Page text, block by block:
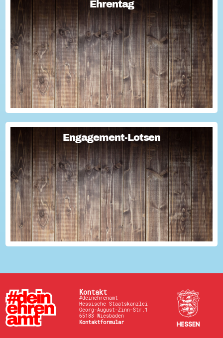
Ehrentag
Ehrentag
Macht den Ehrentag mit eurer Aktion zu eurem "hessischen
Ehrentag"...
Engagement-Lotsen
Engagement-Lotsen
Engagement-Lotsen tragen zu einer lebendigen
Engagementkultur und damit zu einer höheren
Lebensqualität für sich und andere bei. Sie bringen ihre
Erfahrungen im bürgerschaftlichen Engagement ein und ü...
Kontakt
#deinehrenamt
Hessische Staatskanzlei
Georg-August-Zinn-Str.1
65183 Wiesbaden
Kontaktformular